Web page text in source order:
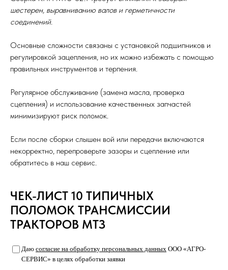
шестерен, выравниванию валов и герметичности
соединений.
Основные сложности связаны с установкой подшипников и
регулировкой зацепления, но их можно избежать с помощью
правильных инструментов и терпения.
Регулярное обслуживание (замена масла, проверка
сцепления) и использование качественных запчастей
минимизируют риск поломок.
Если после сборки слышен вой или передачи включаются
некорректно, перепроверьте зазоры и сцепление или
обратитесь в наш сервис.
ЧЕК-ЛИСТ 10 ТИПИЧНЫХ
ПОЛОМОК ТРАНСМИССИИ
ТРАКТОРОВ МТЗ
Даю согласие на обработку персональных данных ООО «АГРО-
СЕРВИС» в целях обработки заявки